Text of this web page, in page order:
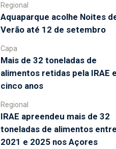
Regional
Aquaparque acolhe Noites
Verão até 12 de setembro
Capa
Mais de 32 toneladas de
alimentos retidas pela IRAE
cinco anos
Regional
IRAE apreendeu mais de 32
toneladas de alimentos
2021 e 2025 nos Açores